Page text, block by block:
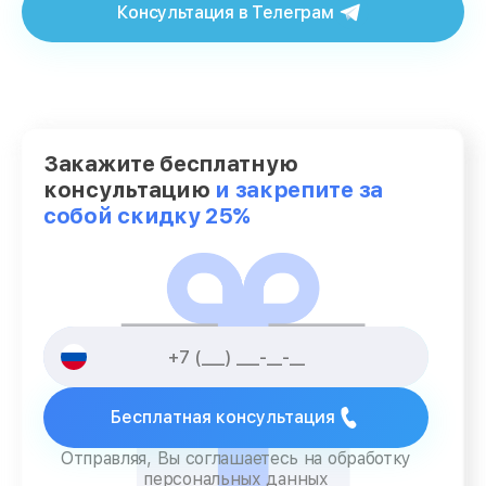
Консультация в Телеграм
Закажите бесплатную
консультацию и закрепите за
собой скидку 25%
Бесплатная консультация
Отправляя, Вы соглашаетесь на обработку
персональных данных